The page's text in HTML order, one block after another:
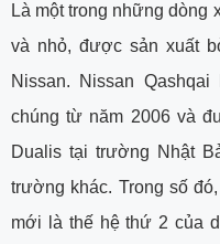
Là một trong những dòng
và nhỏ, được sản xuất
Nissan. Nissan
chúng từ năm 2006 và
Dualis tại trường Nhật
trường khác. Trong số
mới là thế hệ thứ 2 của